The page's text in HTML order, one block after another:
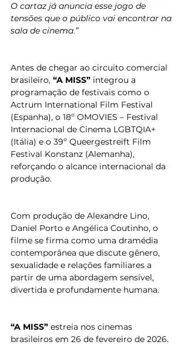
O cartaz já anuncia esse jogo de
tensões que o público vai encontrar na
sala de cinema.”
Antes de chegar ao circuito comercial
brasileiro, “A MISS” integrou a
programação de festivais como o
Actrum International Film Festival
(Espanha), o 18º OMOVIES – Festival
Internacional de Cinema LGBTQIA+
(Itália) e o 39º Queergestreift Film
Festival Konstanz (Alemanha),
reforçando o alcance internacional da
produção.
Com produção de Alexandre Lino,
Daniel Porto e Angélica Coutinho, o
filme se firma como uma dramédia
contemporânea que discute gênero,
sexualidade e relações familiares a
partir de uma abordagem sensível,
divertida e profundamente humana.
“A MISS” estreia nos cinemas
brasileiros em 26 de fevereiro de 2026.